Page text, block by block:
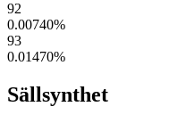
92
0.00740%
93
0.01470%
Sällsynthet